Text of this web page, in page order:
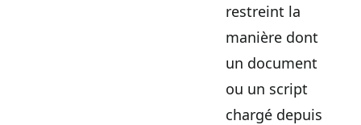
restreint la
manière dont
un document
ou un script
chargé depuis